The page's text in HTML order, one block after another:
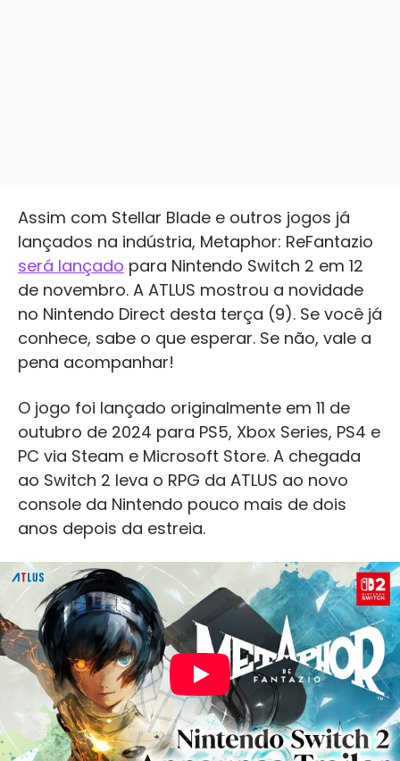
Assim com Stellar Blade e outros jogos já
lançados na indústria, Metaphor: ReFantazio
será lançado para Nintendo Switch 2 em 12
de novembro. A ATLUS mostrou a novidade
no Nintendo Direct desta terça (9). Se você já
conhece, sabe o que esperar. Se não, vale a
pena acompanhar!
O jogo foi lançado originalmente em 11 de
outubro de 2024 para PS5, Xbox Series, PS4 e
PC via Steam e Microsoft Store. A chegada
ao Switch 2 leva o RPG da ATLUS ao novo
console da Nintendo pouco mais de dois
anos depois da estreia.